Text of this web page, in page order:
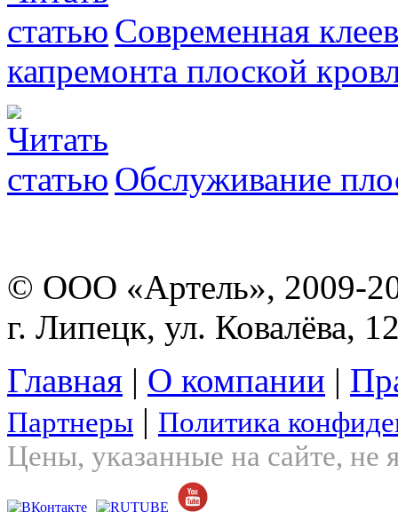
Современная
капремонта плоской
Обслуживание
© ООО «Артель», 2009-
г. Липецк, ул. Ковалёва,
Главная | О компании |
Партнеры | Политика
Цены, указанные на сайте, не